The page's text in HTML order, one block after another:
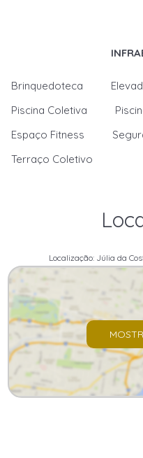
Brinquedoteca
Piscina Coletiva
Espaço Fitness
Terraço Coletivo
Localização: Júlia da